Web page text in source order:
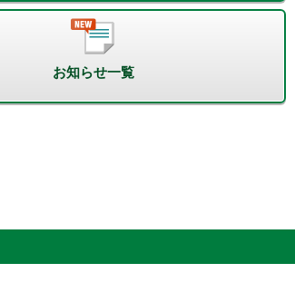
お知らせ一覧